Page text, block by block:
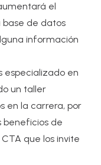
el
de datos
información
especializado en
un taller
en la carrera, por
beneficios de
que los invite